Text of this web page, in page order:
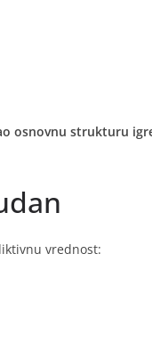
osnovnu strukturu
vrednost: